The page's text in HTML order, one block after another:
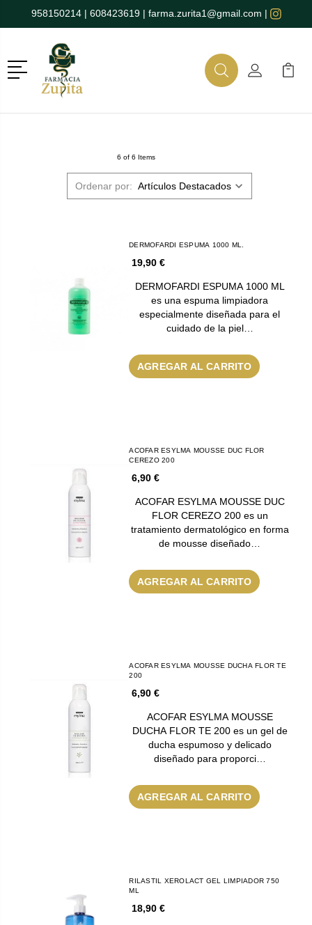
958150214| 608423619| farma.zurita1@gmail.com |
Menú
BuscarMi Cuenta
Mi
6 of 6 Items
Ordenar por:
DERMOFARDI ESPUMA 1000 ML.
19,90 €
DERMOFARDI ESPUMA 1000 ML
es una espuma limpiadora
especialmente diseñada para el
cuidado de la piel…
AGREGAR AL CARRITO
ACOFAR ESYLMA MOUSSE DUC FLOR
CEREZO 200
6,90 €
ACOFAR ESYLMA MOUSSE DUC
FLOR CEREZO 200 es un
tratamiento dermatológico en forma
de mousse diseñado…
AGREGAR AL CARRITO
ACOFAR ESYLMA MOUSSE DUCHA FLOR TE
200
6,90 €
ACOFAR ESYLMA MOUSSE
DUCHA FLOR TE 200 es un gel de
ducha espumoso y delicado
diseñado para proporci…
AGREGAR AL CARRITO
RILASTIL XEROLACT GEL LIMPIADOR 750
ML
18,90 €